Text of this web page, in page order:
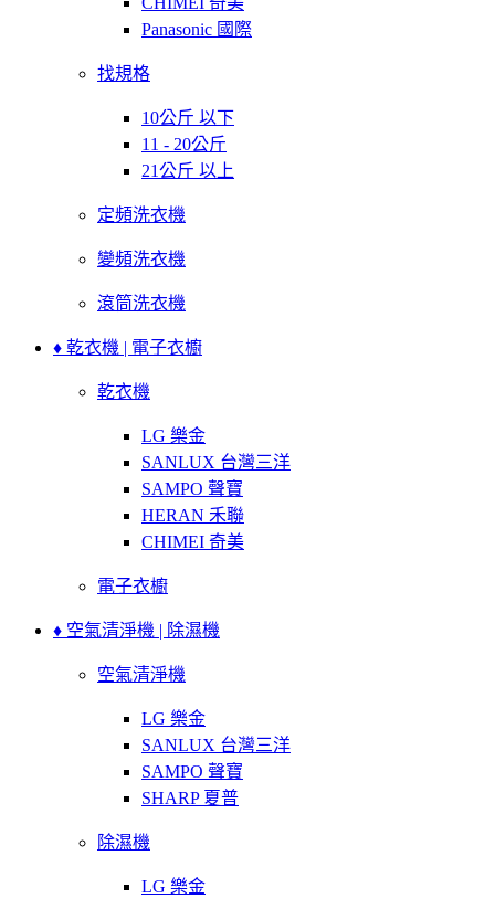
Panasonic 國際
找規格
10公斤 以下
11 - 20公斤
21公斤 以上
定頻洗衣機
變頻洗衣機
滾筒洗衣機
♦ 乾衣機 | 電子衣櫥
乾衣機
LG 樂金
SANLUX 台灣三洋
SAMPO 聲寶
HERAN 禾聯
CHIMEI 奇美
電子衣櫥
♦ 空氣清淨機 | 除濕機
空氣清淨機
LG 樂金
SANLUX 台灣三洋
SAMPO 聲寶
SHARP 夏普
除濕機
LG 樂金